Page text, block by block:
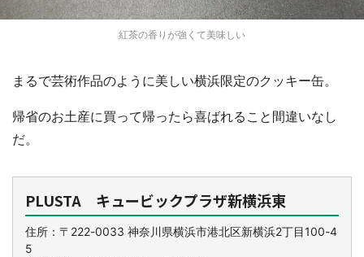
紅茶の香りが強くて美味しい
まるで芸術作品のように美しい横浜限定のクッキー缶。
帰省のお土産に買って帰ったら喜ばれること間違いなし
だ。
PLUSTA キュービックプラザ新横浜東
住所：〒222-0033 神奈川県横浜市港北区新横浜2丁目100-4
5